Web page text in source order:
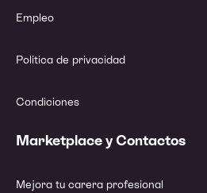
Empleo
Política de privacidad
Condiciones
Marketplace y Contactos
Mejora tu carera profesional